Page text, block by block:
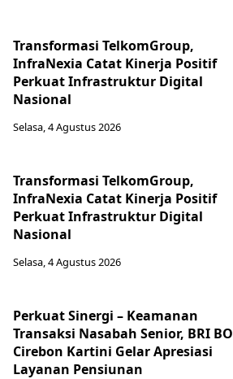
Transformasi TelkomGroup,
InfraNexia Catat Kinerja Positif
Perkuat Infrastruktur Digital
Nasional
Selasa, 4 Agustus 2026
Transformasi TelkomGroup,
InfraNexia Catat Kinerja Positif
Perkuat Infrastruktur Digital
Nasional
Selasa, 4 Agustus 2026
Perkuat Sinergi – Keamanan
Transaksi Nasabah Senior, BRI BO
Cirebon Kartini Gelar Apresiasi
Layanan Pensiunan